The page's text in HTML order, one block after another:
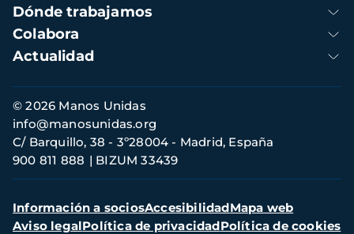
Dónde trabajamos
Colabora
Actualidad
Información
de
contacto
© 2026 Manos Unidas
C/ Barquillo, 38 - 3º28004 - Madrid, España
900 811 888
BIZUM 33439
info@manosunidas.org
Menú
secundario
Información a sociosAccesibilidadMapa web
Aviso legalPolítica de privacidadPolítica de cookies